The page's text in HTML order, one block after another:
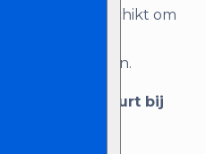
en geschikt om
zijn ze
en te bevestigen.
75 jaar’ huurt bij